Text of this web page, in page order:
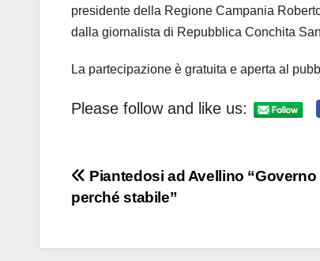
presidente della Regione Campania
dalla giornalista di Repubblica Conchita
La partecipazione è gratuita e aperta al
Please follow and like us:
Navigazione
articoli
Piantedosi ad Avellino
perché stabile”